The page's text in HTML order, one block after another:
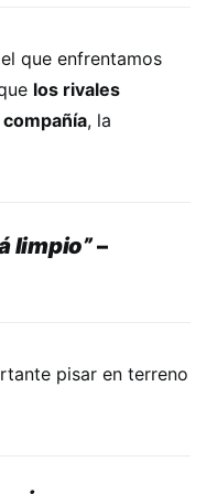
que enfrentamos
los rivales
, la
limpio”–
pisar en terreno